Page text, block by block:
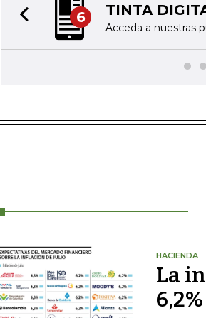
6 TINTA
Acceda a nuestras
Previous slide
HACIENDA
La